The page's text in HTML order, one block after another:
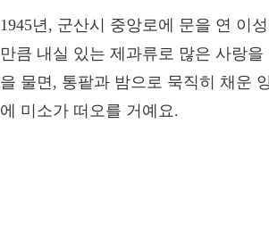
1945년, 군산시 중앙로에 문을 연 이
만큼 내실 있는 제과류로 많은 사랑
을 물면, 통팥과 밤으로 묵직히 채운
에 미소가 떠오를 거예요.